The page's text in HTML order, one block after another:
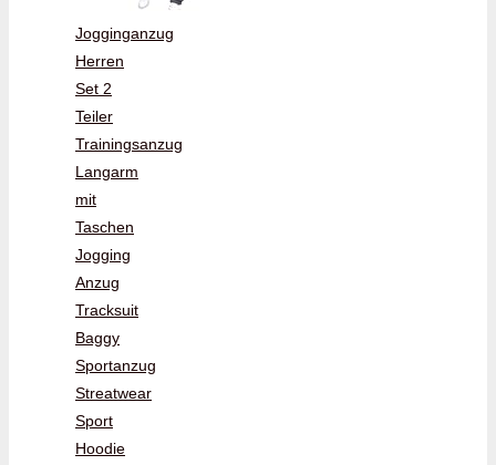
Jogginganzug
Herren
Set 2
Teiler
Trainingsanzug
Langarm
mit
Taschen
Jogging
Anzug
Tracksuit
Baggy
Sportanzug
Streatwear
Sport
Hoodie